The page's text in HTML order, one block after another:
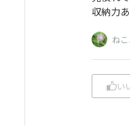
収納力
ね
い